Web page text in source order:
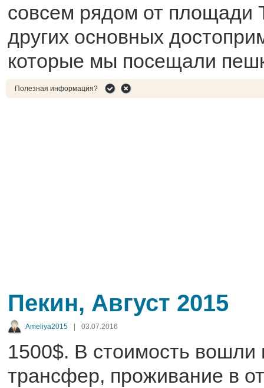
совсем рядом от площади
других основных
которые мы посещали
Полезная информация?
Пекин, Август 2015
Ameliya2015 03.07.2016
1500$. В стоимость вошли
трансфер, проживание в